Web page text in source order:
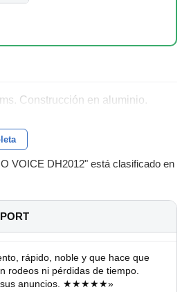
Construcción en aluminio.
VOICE DH2012" está clasificado en
rápido, noble y que hace que
rodeos ni pérdidas de tiempo.
sus anuncios. ★★★★★»